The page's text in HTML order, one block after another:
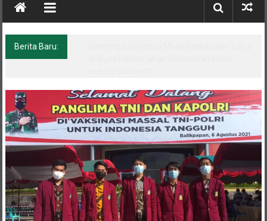
Berita Baru: